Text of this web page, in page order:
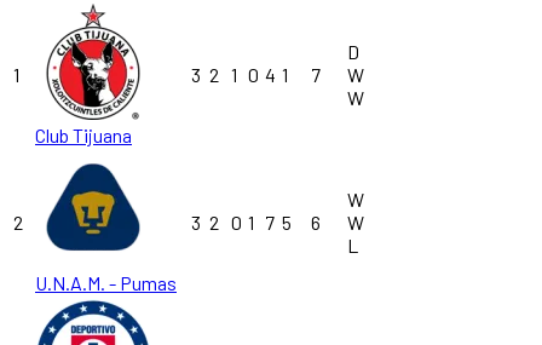
1
Club Tijuana
3 2 1 0 4 1 7
D
W
W
2
U.N.A.M. - Pumas
3 2 0 1 7 5 6
W
W
L